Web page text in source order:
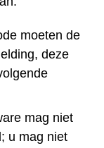
moeten de
deze
mag niet
u mag niet